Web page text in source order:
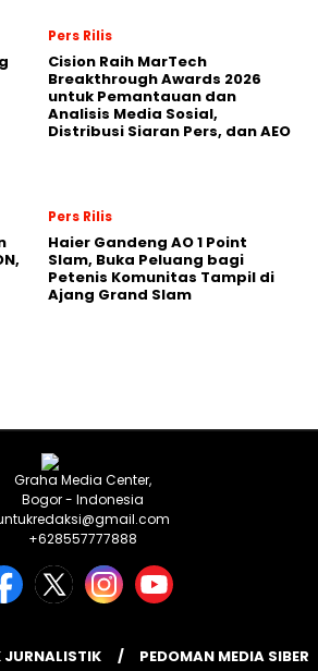
Pers Rilis
Cision Raih MarTech
Breakthrough Awards 2026
untuk Pemantauan dan
Analisis Media Sosial,
Distribusi Siaran Pers, dan AEO
Pers Rilis
Haier Gandeng AO 1 Point
Slam, Buka Peluang bagi
Petenis Komunitas Tampil di
Ajang Grand Slam
Graha Media Center,
Bogor - Indonesia
+628557777888
JURNALISTIK PEDOMAN MEDIA SIBER